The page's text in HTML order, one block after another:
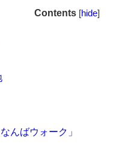
Contents [hide]
んばウォーク」